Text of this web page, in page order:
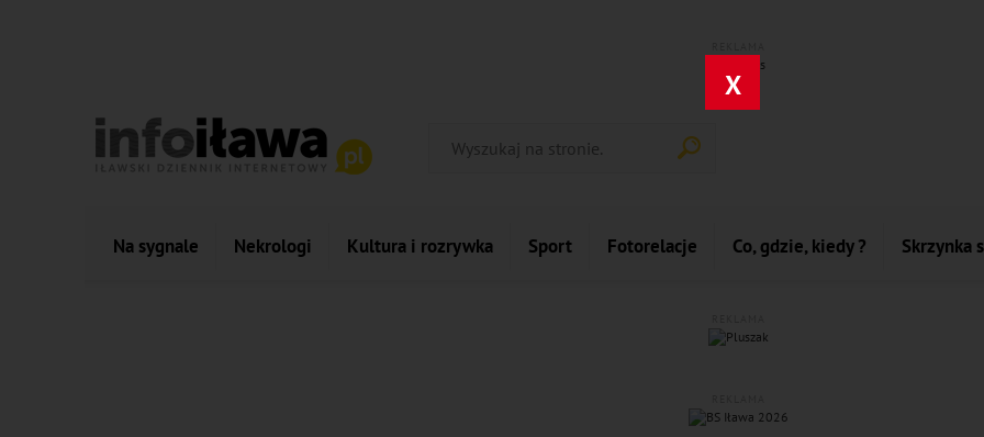
X
Na sygnale Nekrologi Kultura i rozrywka Sport Fotorelacje Co, gdzie, kiedy ? Skrzynka